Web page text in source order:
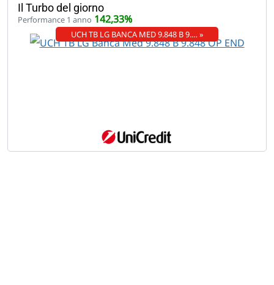
Il Turbo del giorno
Performance 1 anno 142,33%
UCH TB LG BANCA MED 9.848 B 9.… »